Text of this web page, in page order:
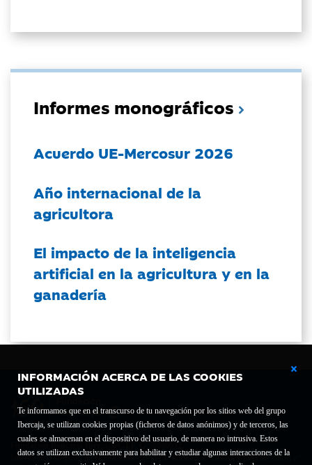
INFORMACIÓN ACERCA DE LAS COOKIES
UTILIZADAS
Te informamos que en el transcurso de tu navegación por los sitios web del grupo
Ibercaja, se utilizan cookies propias (ficheros de datos anónimos) y de terceros, las
cuales se almacenan en el dispositivo del usuario, de manera no intrusiva. Estos
datos se utilizan exclusivamente para habilitar y estudiar algunas interacciones de la
Informes monográficos
Acuerdo UE-Mercosur 2026
Año internacional de la
agricultora
El impacto de la inteligencia
artificial en la agricultura y en la
ganadería
Fundación Bancaria Ibercaja C.I.F. G-50000652.
Inscrita en el Registro de Fundaciones del Mº de Educación, Cultura y Deporte con el nº